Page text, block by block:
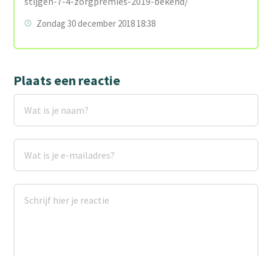
Zondag 30 december 2018 18:38
Plaats een reactie